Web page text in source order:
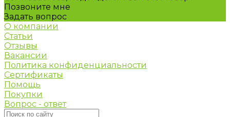
Позвоните мне
Задать вопрос
О компании
Статьи
Отзывы
Вакансии
Политика конфиденциальности
Сертификаты
Помощь
Покупки
Вопрос - ответ